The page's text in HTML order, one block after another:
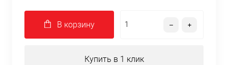
В корзину
Купить в 1 клик